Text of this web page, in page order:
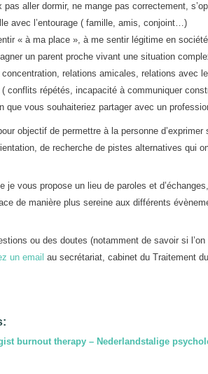
pas aller dormir, ne mange pas correctement,
avec l’entourage ( famille, amis, conjoint…)
« à ma place », à me sentir légitime en
un parent proche vivant une situation
concentration, relations amicales, relations avec
( conflits répétés, incapacité à communiquer
que vous souhaiteriez partager avec un
objectif de permettre à la personne
de recherche de pistes alternatives qui
je vous propose un lieu de paroles et
de manière plus sereine aux différents
ou des doutes (notamment de savoir si
un email au secrétariat, cabinet du Traitement
burnout therapy – Nederlandstalige